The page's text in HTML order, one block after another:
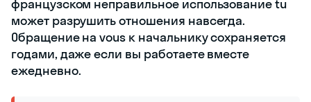
французском неправильное использование tu
может разрушить отношения навсегда.
Обращение на vous к начальнику сохраняется
годами, даже если вы работаете вместе
ежедневно.